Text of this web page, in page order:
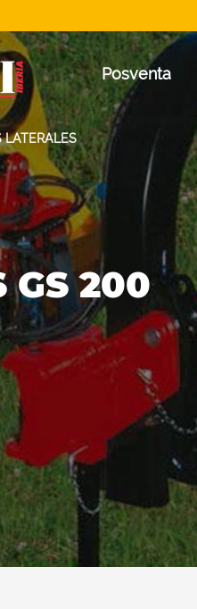
Posventa
LATERALES
GS 200